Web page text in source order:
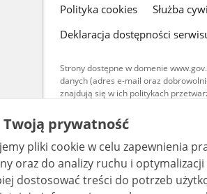
gov.pl
Polityka cookies Służba
Deklaracja dostępności
Strony dostępne w domenie
danych (adres e-mail oraz
znajdują się w ich politykach
Treści tekstowe
udostępniane na
warunkach 4.0 (CC
są udostępniane na
bez utworów zależnych
Twoją prywatność
pliki cookie w celu zapewnienia
oraz do analizy ruchu i optymalizacji
dostosować treści do potrzeb